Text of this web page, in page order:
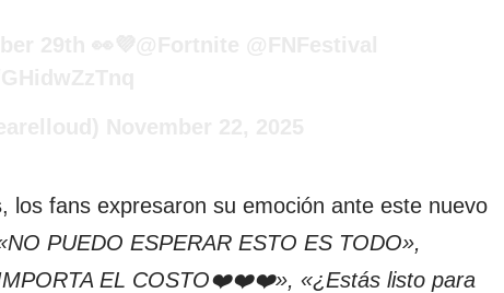
, los fans expresaron su emoción ante este nuevo
PUEDO ESPERAR ESTO ES TODO»,
EL COSTO❤️❤️❤️», «¿Estás listo para